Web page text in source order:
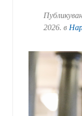
2026. в